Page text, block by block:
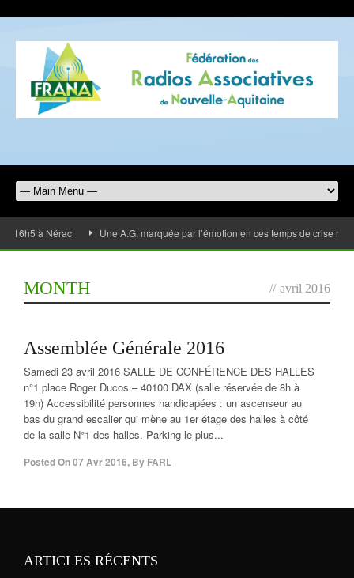
16h5 à Nérac Une A.G. marquée par l’émotion en ces temps de crise mais
MONTH // avril 2016
Assemblée Générale 2016
Samedi 23 avril 2016 SALLE DE CONFÉRENCE DES HALLES
n°1 place Roger Ducos – 40100 DAX (salle réservée de 8h à
19h) Accessibilité personnes handicapées : un ascenseur au
bas du grand escalier qui mène au 1er étage des halles à côté
de la salle N°1 des halles. Parking le plus...
Posted On07 Avr 2016, By FARL
ARTICLES RÉCENTS